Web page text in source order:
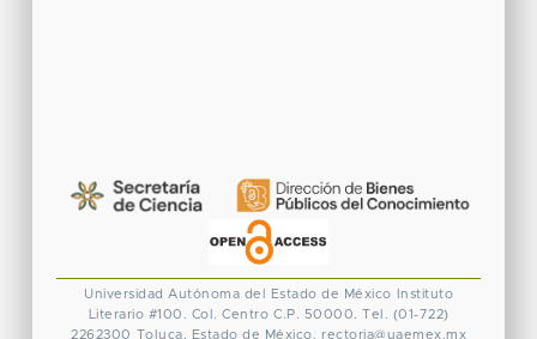
Universidad Autónoma del Estado de México
Instituto
Literario #100. Col. Centro C.P. 50000. Tel. (01-722)
2262300 Toluca, Estado de México. rectoria@uaemex.mx